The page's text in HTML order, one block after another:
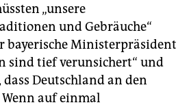
„unsere
und Gebräuche“
bayerische Ministerpräsident
sind tief verunsichert“ und
dass Deutschland an den
Wenn auf einmal